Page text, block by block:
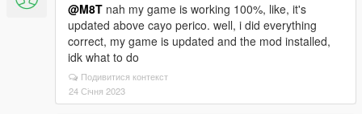
@M8T nah my game is working 100%, like, it's
updated above cayo perico. well, i did everything
correct, my game is updated and the mod installed,
idk what to do
Подивитися контекст
24 Січня 2023